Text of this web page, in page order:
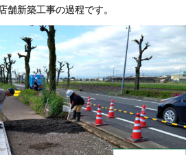
舗新築工事の過程です。